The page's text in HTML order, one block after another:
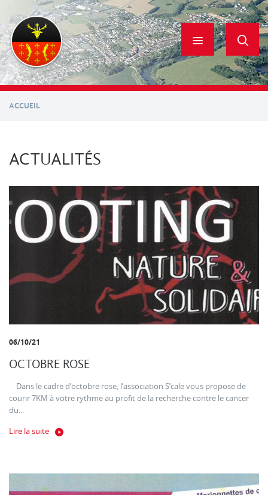
contenu
principal
ACCUEIL
ACTUALITÉS
06/10/21
OCTOBRE ROSE
Dans le cadre d’octobre rose, l’association S’cale vous propose de
courir 7KM à votre rythme au profit de la recherche contre le cancer
du...
Lire la suite